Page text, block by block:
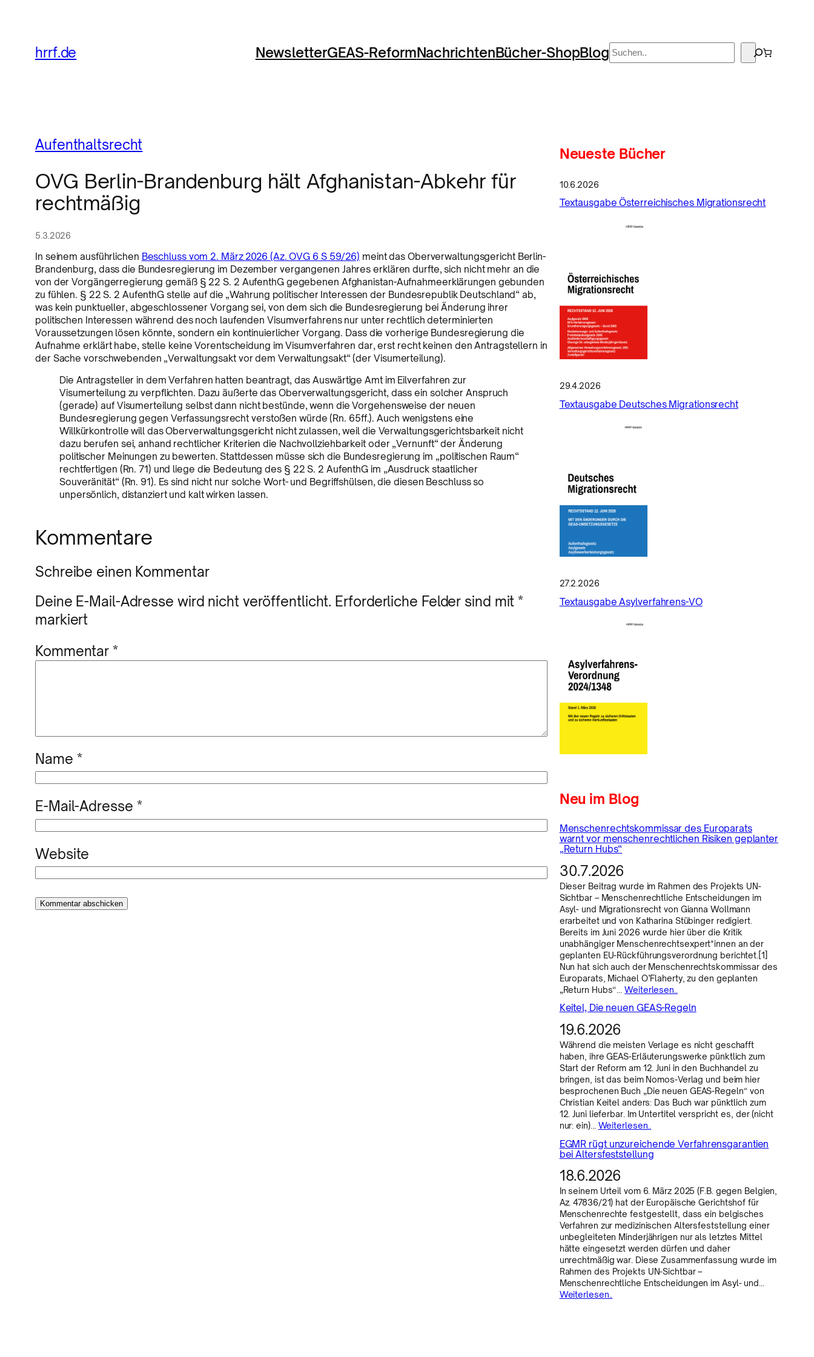
hrrf.de NewsletterGEAS-ReformNachrichtenBücher-ShopBlog Suchen
Aufenthaltsrecht
OVG Berlin-Brandenburg hält Afghanistan-Abkehr für
rechtmäßig
5.3.2026
In seinem ausführlichen Beschluss vom 2. März 2026 (Az. OVG 6 S 59/26) meint das Oberverwaltungsgericht Berlin-
Brandenburg, dass die Bundesregierung im Dezember vergangenen Jahres erklären durfte, sich nicht mehr an die
von der Vorgängerregierung gemäß § 22 S. 2 AufenthG gegebenen Afghanistan-Aufnahmeerklärungen gebunden
zu fühlen. § 22 S. 2 AufenthG stelle auf die „Wahrung politischer Interessen der Bundesrepublik Deutschland“ ab,
was kein punktueller, abgeschlossener Vorgang sei, von dem sich die Bundesregierung bei Änderung ihrer
politischen Interessen während des noch laufenden Visumverfahrens nur unter rechtlich determinierten
Voraussetzungen lösen könnte, sondern ein kontinuierlicher Vorgang. Dass die vorherige Bundesregierung die
Aufnahme erklärt habe, stelle keine Vorentscheidung im Visumverfahren dar, erst recht keinen den Antragstellern in
der Sache vorschwebenden „Verwaltungsakt vor dem Verwaltungsakt“ (der Visumerteilung).
Die Antragsteller in dem Verfahren hatten beantragt, das Auswärtige Amt im Eilverfahren zur
Visumerteilung zu verpflichten. Dazu äußerte das Oberverwaltungsgericht, dass ein solcher Anspruch
(gerade) auf Visumerteilung selbst dann nicht bestünde, wenn die Vorgehensweise der neuen
Bundesregierung gegen Verfassungsrecht verstoßen würde (Rn. 65ff.). Auch wenigstens eine
Willkürkontrolle will das Oberverwaltungsgericht nicht zulassen, weil die Verwaltungsgerichtsbarkeit nicht
dazu berufen sei, anhand rechtlicher Kriterien die Nachvollziehbarkeit oder „Vernunft“ der Änderung
politischer Meinungen zu bewerten. Stattdessen müsse sich die Bundesregierung im „politischen Raum“
rechtfertigen (Rn. 71) und liege die Bedeutung des § 22 S. 2 AufenthG im „Ausdruck staatlicher
Souveränität“ (Rn. 91). Es sind nicht nur solche Wort- und Begriffshülsen, die diesen Beschluss so
unpersönlich, distanziert und kalt wirken lassen.
Kommentare
Schreibe einen Kommentar
Deine E-Mail-Adresse wird nicht veröffentlicht. Erforderliche Felder sind mit *
markiert
Kommentar *
Name *
E-Mail-Adresse *
Website
Neueste Bücher
10.6.2026
Textausgabe Österreichisches Migrationsrecht
29.4.2026
Textausgabe Deutsches Migrationsrecht
27.2.2026
Textausgabe Asylverfahrens-VO
Neu im Blog
Menschenrechtskommissar des Europarats
warnt vor menschenrechtlichen Risiken geplanter
„Return Hubs“
30.7.2026
Dieser Beitrag wurde im Rahmen des Projekts UN-
Sichtbar – Menschenrechtliche Entscheidungen im
Asyl- und Migrationsrecht von Gianna Wollmann
erarbeitet und von Katharina Stübinger redigiert.
Bereits im Juni 2026 wurde hier über die Kritik
unabhängiger Menschenrechtsexpert*innen an der
geplanten EU-Rückführungsverordnung berichtet.[1]
Nun hat sich auch der Menschenrechtskommissar des
Europarats, Michael O’Flaherty, zu den geplanten
„Return Hubs“…Weiterlesen..
Keitel, Die neuen GEAS-Regeln
19.6.2026
Während die meisten Verlage es nicht geschafft
haben, ihre GEAS-Erläuterungswerke pünktlich zum
Start der Reform am 12. Juni in den Buchhandel zu
bringen, ist das beim Nomos-Verlag und beim hier
besprochenen Buch „Die neuen GEAS-Regeln“ von
Christian Keitel anders: Das Buch war pünktlich zum
12. Juni lieferbar. Im Untertitel verspricht es, der (nicht
nur: ein)… Weiterlesen..
EGMR rügt unzureichende Verfahrensgarantien
bei Altersfeststellung
18.6.2026
In seinem Urteil vom 6. März 2025 (F.B. gegen Belgien,
Az. 47836/21) hat der Europäische Gerichtshof für
Menschenrechte festgestellt, dass ein belgisches
Verfahren zur medizinischen Altersfeststellung einer
unbegleiteten Minderjährigen nur als letztes Mittel
hätte eingesetzt werden dürfen und daher
unrechtmäßig war. Diese Zusammenfassung wurde im
Rahmen des Projekts UN-Sichtbar –
Menschenrechtliche Entscheidungen im Asyl- und…
Weiterlesen..